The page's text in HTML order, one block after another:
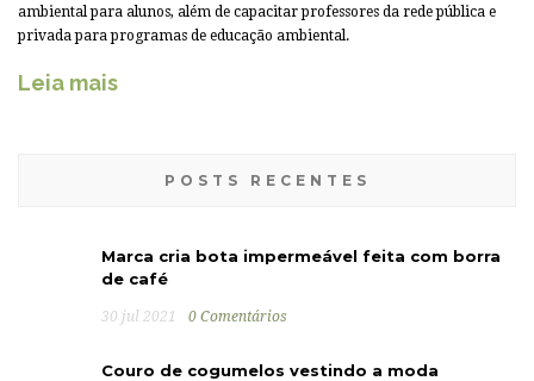
ambiental para alunos, além de capacitar professores da rede pública e
privada para programas de educação ambiental.
Leia mais
POSTS RECENTES
Marca cria bota impermeável feita com borra
de café
30 jul 2021 0 Comentários
Couro de cogumelos vestindo a moda